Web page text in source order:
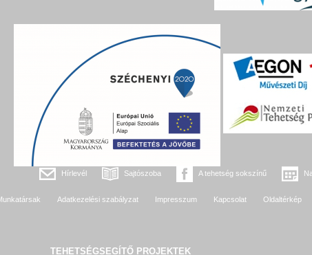
Hírlevél Sajtószoba A tehetség sokszínű
Adatkezelési szabályzat Impresszum Kapcsolat Oldaltérkép
TEHETSÉGSEGÍTŐ PROJEKTEK